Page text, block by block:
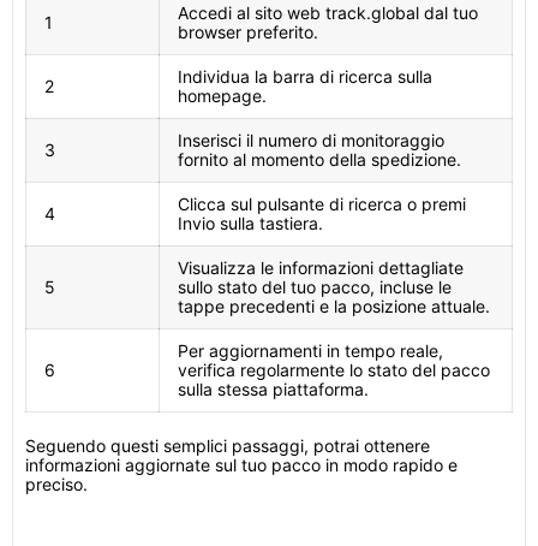
1
Accedi al sito web track.global dal tuo
browser preferito.
2
Individua la barra di ricerca sulla
homepage.
3
Inserisci il numero di monitoraggio
fornito al momento della spedizione.
4
Clicca sul pulsante di ricerca o premi
Invio sulla tastiera.
5
Visualizza le informazioni dettagliate
sullo stato del tuo pacco, incluse le
tappe precedenti e la posizione attuale.
6
Per aggiornamenti in tempo reale,
verifica regolarmente lo stato del pacco
sulla stessa piattaforma.
Seguendo questi semplici passaggi, potrai ottenere
informazioni aggiornate sul tuo pacco in modo rapido e
preciso.